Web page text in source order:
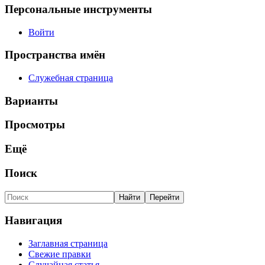
Персональные инструменты
Войти
Пространства имён
Служебная страница
Варианты
Просмотры
Ещё
Поиск
Навигация
Заглавная страница
Свежие правки